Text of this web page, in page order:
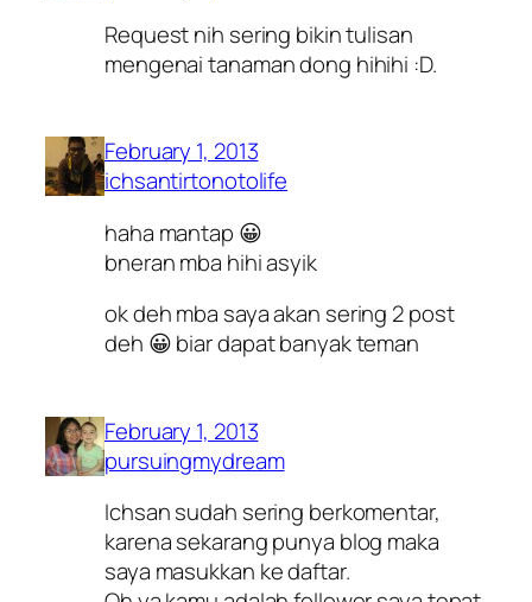
Request nih sering bikin tulisan
mengenai tanaman dong hihihi :D.
February 1, 2013
ichsantirtonotolife
haha mantap 😀
bneran mba hihi asyik
ok deh mba saya akan sering 2 post
deh 😀 biar dapat banyak teman
February 1, 2013
pursuingmydream
Ichsan sudah sering berkomentar,
karena sekarang punya blog maka
saya masukkan ke daftar.